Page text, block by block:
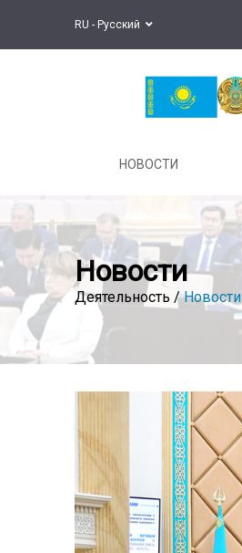
RU - Русский
НОВОСТИ
Новости
Деятельность /Новости